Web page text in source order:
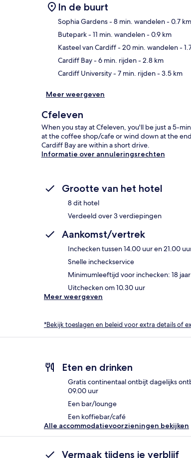
In de buurt
Sophia Gardens- 8 min. wandelen- 0.7 km
Butepark- 11 min. wandelen- 0.9 km
Kasteel van Cardiff- 20 min. wandelen-
Cardiff Bay- 6 min. rijden- 2.8 km
Cardiff University- 7 min. rijden- 3.5 km
Meer weergeven
Cfeleven
When you stay at Cfeleven, you'll be just a 5-
at the coffee shop/cafe or wind down at the
Cardiff Bay are within a short drive.
Informatie over annuleringsrechten
Grootte van het hotel
8 dit hotel
Verdeeld over 3 verdiepingen
Aankomst/vertrek
Inchecken tussen 14.00 uur en 21.00
Snelle incheckservice
Minimumleeftijd voor inchecken: 18 jaar
Uitchecken om 10.30 uur
Meer weergeven
*Bekijk toeslagen en beleid voor extra details of
Eten en drinken
Gratis continentaal ontbijt dagelijks
09.00 uur
Een bar/lounge
Een koffiebar/café
Alle accommodatievoorzieningen bekijken
Vermaak tijdens je verblijf